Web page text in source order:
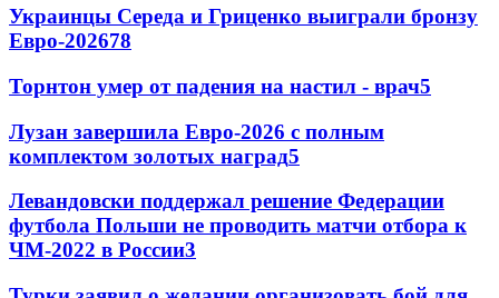
Украинцы Середа и Гриценко выиграли бронзу
Евро-202678
Торнтон умер от падения на настил - врач5
Лузан завершила Евро-2026 с полным
комплектом золотых наград5
Левандовски поддержал решение Федерации
футбола Польши не проводить матчи отбора к
ЧМ-2022 в России3